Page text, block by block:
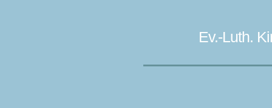
Ev.-Luth.